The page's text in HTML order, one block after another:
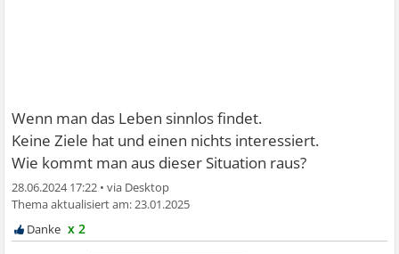
Wenn man das Leben sinnlos findet.
Keine Ziele hat und einen nichts interessiert.
Wie kommt man aus dieser Situation raus?
28.06.2024 17:22 •
23.01.2025
x 2